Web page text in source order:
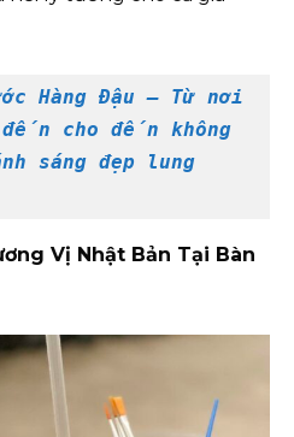
Hàng Đậu – Từ nơi
cho đến không
sáng đẹp lung
Vị Nhật Bản Tại Bàn